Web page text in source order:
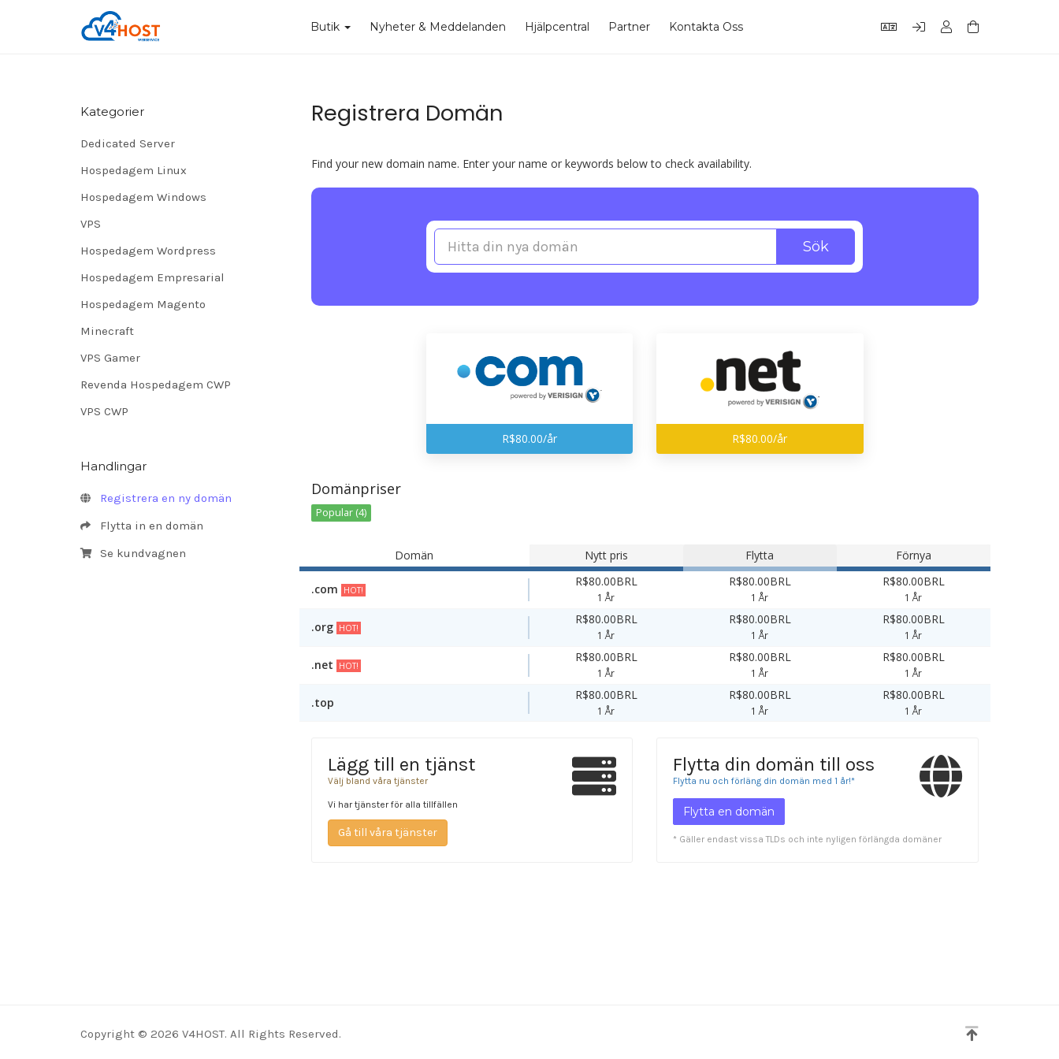
Butik Nyheter & Meddelanden Hjälpcentral Partner Kontakta Oss
Registrera Domän
Kategorier
Dedicated Server
Hospedagem Linux
Hospedagem Windows
VPS
Hospedagem Wordpress
Hospedagem Empresarial
Hospedagem Magento
Minecraft
VPS Gamer
Revenda Hospedagem CWP
VPS CWP
Handlingar
Registrera en ny domän
Flytta in en domän
Se kundvagnen
Find your new domain name. Enter your name or keywords below to check availability.
Sök
R$80.00/år R$80.00/år
Domänpriser
Popular (4)
Domän Nytt pris Flytta Förnya
.com HOT!
R$80.00BRL
1 År
R$80.00BRL
1 År
R$80.00BRL
1 År
.org HOT!
R$80.00BRL
1 År
R$80.00BRL
1 År
R$80.00BRL
1 År
.net HOT!
R$80.00BRL
1 År
R$80.00BRL
1 År
R$80.00BRL
1 År
.top
R$80.00BRL
1 År
R$80.00BRL
1 År
R$80.00BRL
1 År
Lägg till en tjänst
Välj bland våra tjänster
Vi har tjänster för alla tillfällen
Gå till våra tjänster
Flytta din domän till oss
Flytta nu och förläng din domän med 1 år!*
Flytta en domän
* Gäller endast vissa TLDs och inte nyligen förlängda domäner
Copyright © 2026 V4HOST. All Rights Reserved.